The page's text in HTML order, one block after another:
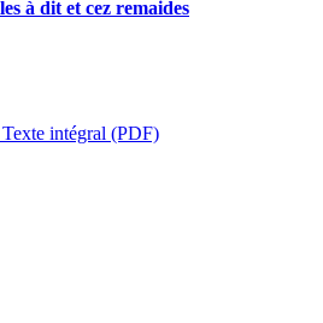
à dit et cez remaides
Texte intégral (PDF)